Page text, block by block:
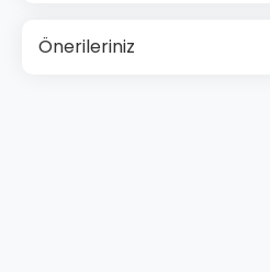
Önerileriniz